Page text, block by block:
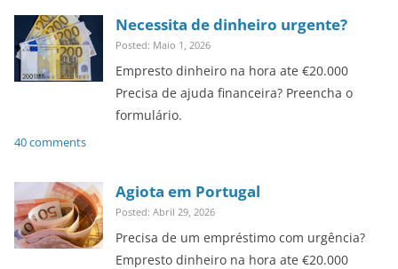
Necessita de dinheiro urgente?
Posted: Maio 1, 2026
Empresto dinheiro na hora ate €20.000
Precisa de ajuda financeira? Preencha o
formulário.
40 comments
Agiota em Portugal
Posted: Abril 29, 2026
Precisa de um empréstimo com urgência?
Empresto dinheiro na hora ate €20.000